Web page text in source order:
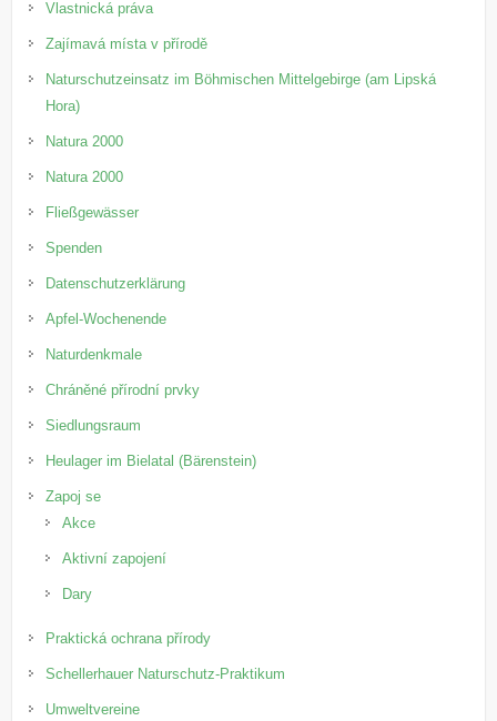
Vlastnická práva
Zajímavá místa v přírodě
Naturschutzeinsatz im Böhmischen Mittelgebirge (am Lipská
Hora)
Natura 2000
Natura 2000
Fließgewässer
Spenden
Datenschutzerklärung
Apfel-Wochenende
Naturdenkmale
Chráněné přírodní prvky
Siedlungsraum
Heulager im Bielatal (Bärenstein)
Zapoj se
Akce
Aktivní zapojení
Dary
Praktická ochrana přírody
Schellerhauer Naturschutz-Praktikum
Umweltvereine